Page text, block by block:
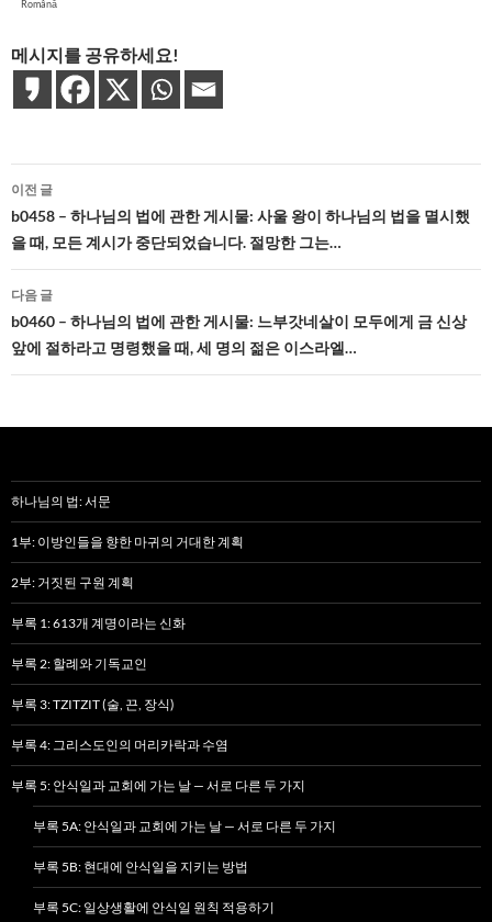
Română
메시지를 공유하세요!
글
네
비
게
이
션
이전 글
b0458 – 하나님의 법에 관한 게시물: 사울 왕이 하나님의 법을 멸시했
을 때, 모든 계시가 중단되었습니다. 절망한 그는…
다음 글
b0460 – 하나님의 법에 관한 게시물: 느부갓네살이 모두에게 금 신상
앞에 절하라고 명령했을 때, 세 명의 젊은 이스라엘…
하나님의 법: 서문
1부: 이방인들을 향한 마귀의 거대한 계획
2부: 거짓된 구원 계획
부록 1: 613개 계명이라는 신화
부록 2: 할례와 기독교인
부록 3: TZITZIT (술, 끈, 장식)
부록 4: 그리스도인의 머리카락과 수염
부록 5: 안식일과 교회에 가는 날 — 서로 다른 두 가지
부록 5A: 안식일과 교회에 가는 날 — 서로 다른 두 가지
부록 5B: 현대에 안식일을 지키는 방법
부록 5C: 일상생활에 안식일 원칙 적용하기